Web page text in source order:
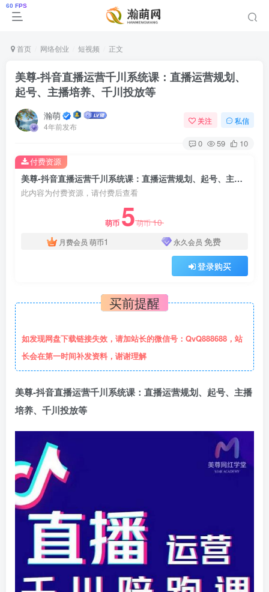
首页 网络创业 短视频 正文
美尊-抖音直播运营千川系统课：直播​运营规划、
起号、主播培养、千川投放等
瀚萌
4年前发布
关注 私信
0 59 10
美尊-抖音直播运营千川系统课：直播​运营规划、起号、主播培养、千川投放等
此内容为付费资源，请付费后查看
萌币 5萌币10
月费会员 萌币1 永久会员 免费
登录购买
付费资源
买前提醒
如发现网盘下载链接失效，请加站长的微信号：QvQ888688，站
长会在第一时间补发资料，谢谢理解
美尊-抖音直播运营千川系统课：直播​运营规划、起号、主播
培养、千川投放等